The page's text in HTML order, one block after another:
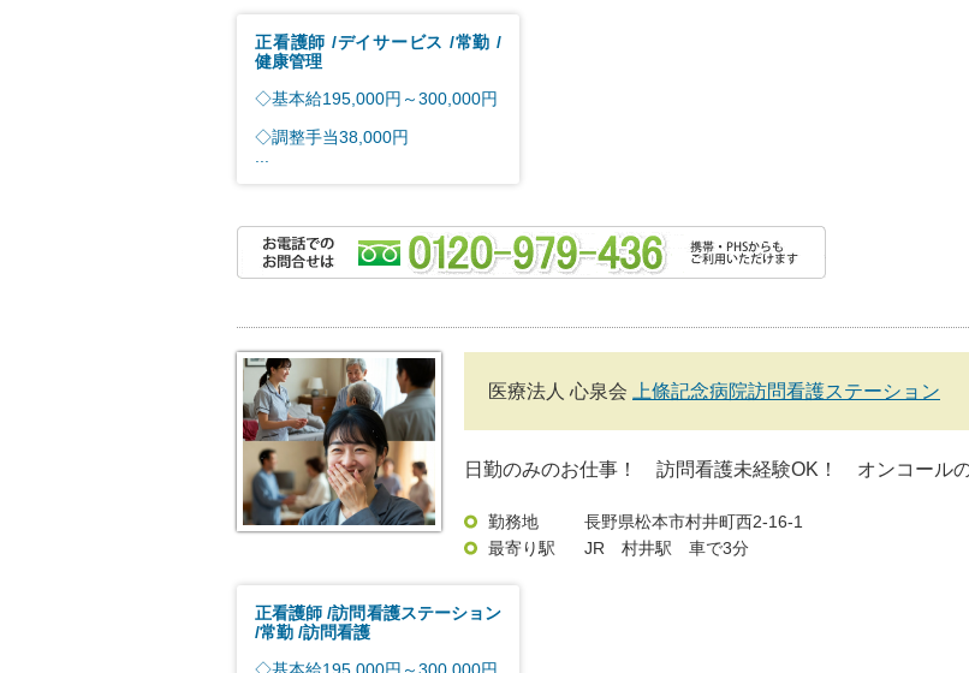
正看護師 デイサービス
常勤
健康管理
◇基本給195,000円～300,000円
◇調整手当38,000円
医療法人 心泉会 上條記念病院訪問看護ステーション
日勤のみのお仕事！ 訪問看護未経験OK！ オンコールの
勤務地
長野県松本市村井町西2-16-1
最寄り駅
JR 村井駅 車で3分
正看護師 訪問看護ステーション
常勤 訪問看護